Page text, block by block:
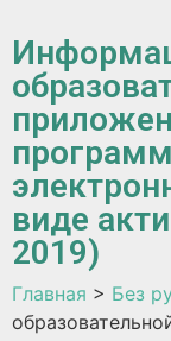
виде
2019)
Главная > Без